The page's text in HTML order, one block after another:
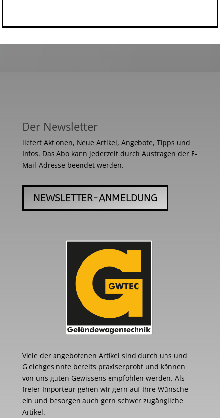
Der Newsletter
liefert Aktionen, Neue Artikel, Angebote, Tipps und
Infos. Das Abo kann jederzeit durch Austragen der E-
Mail-Adresse beendet werden.
NEWSLETTER-ANMELDUNG
Viele der angebotenen Artikel sind durch uns und
Gleichgesinnte bereits praxiserprobt und können
von uns guten Gewissens empfohlen werden. Als
freier Importeur gehen wir gern auf Ihre Wünsche
ein und besorgen auch gern schwer zugängliche
Artikel.